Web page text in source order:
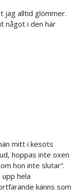
jag alltid glömmer.
något i den här
mitt i kesots
hoppas inte oxen
hon inte slutar”.
hela
känns som